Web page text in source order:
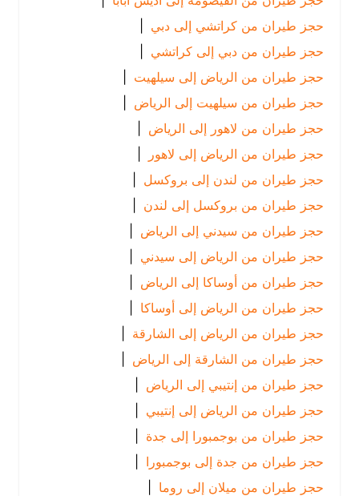
حجز طيران من كراتشي إلى دبي |
حجز طيران من دبي إلى كراتشي |
حجز طيران من الرياض إلى سيلهيت |
حجز طيران من سيلهيت إلى الرياض
|
حجز طيران من لاهور إلى الرياض
|
حجز طيران من الرياض إلى لاهور |
حجز طيران من لندن إلى بروكسل |
حجز طيران من بروكسل إلى لندن
|
حجز طيران من سيدني إلى الرياض
|
حجز طيران من الرياض إلى سيدني |
حجز طيران من أوساكا إلى الرياض
|
حجز طيران من الرياض إلى أوساكا |
حجز طيران من الرياض إلى الشارقة |
حجز طيران من الشارقة إلى الرياض
|
حجز طيران من إنتيبي إلى الرياض
|
حجز طيران من الرياض إلى إنتيبي |
حجز طيران من بوجمبورا إلى جدة
حجز طيران من جدة إلى بوجمبورا |
حجز طيران من ميلان إلى روما
|